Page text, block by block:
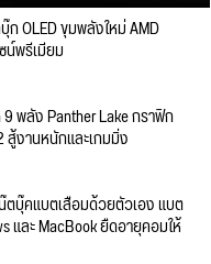
ก OLED ขุมพลังใหม่ AMD
น์พรีเมียม
9 พลัง Panther Lake กราฟิก
สู้งานหนักและเกมมิ่ง
บุ๊คแบตเสื่อมด้วยตัวเอง แบต
และ MacBook ยืดอายุคอมให้